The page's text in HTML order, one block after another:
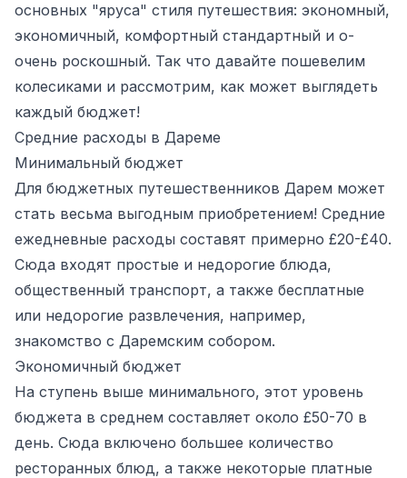
основных "яруса" стиля путешествия: экономный,
экономичный, комфортный стандартный и о-
очень роскошный. Так что давайте пошевелим
колесиками и рассмотрим, как может выглядеть
каждый бюджет!
Средние расходы в Дареме
Минимальный бюджет
Для бюджетных путешественников Дарем может
стать весьма выгодным приобретением! Средние
ежедневные расходы составят примерно £20-£40.
Сюда входят простые и недорогие блюда,
общественный транспорт, а также бесплатные
или недорогие развлечения, например,
знакомство с Даремским собором.
Экономичный бюджет
На ступень выше минимального, этот уровень
бюджета в среднем составляет около £50-70 в
день. Сюда включено большее количество
ресторанных блюд, а также некоторые платные